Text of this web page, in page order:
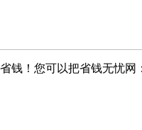
钱！您可以把省钱无忧网